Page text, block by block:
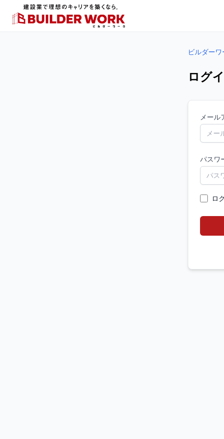
ビルダーワ
ログ
メール
パスワ
ロ